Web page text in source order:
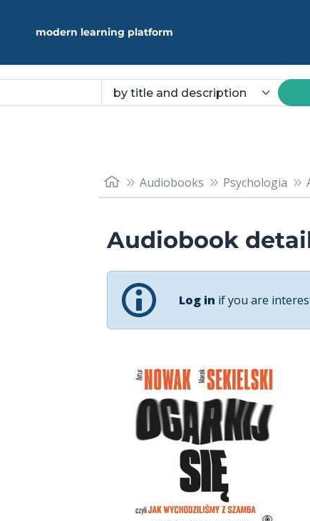
modern learning platform
Audiobooks Psychologia
Audiobook
Log in if you are